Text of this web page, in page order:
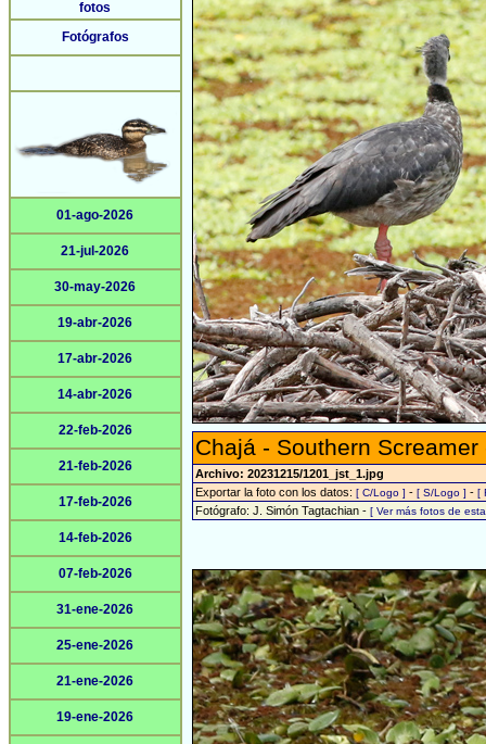
fotos
Fotógrafos
01-ago-2026
21-jul-2026
30-may-2026
19-abr-2026
17-abr-2026
14-abr-2026
22-feb-2026
21-feb-2026
17-feb-2026
14-feb-2026
07-feb-2026
31-ene-2026
25-ene-2026
21-ene-2026
19-ene-2026
Chajá - Southern
Archivo: 20231215/1201_jst_1.jpg
Exportar la foto con los datos: [ C/Logo ] - [ S/Logo ] - [
Fotógrafo: J. Simón Tagtachian - [ Ver más fotos de